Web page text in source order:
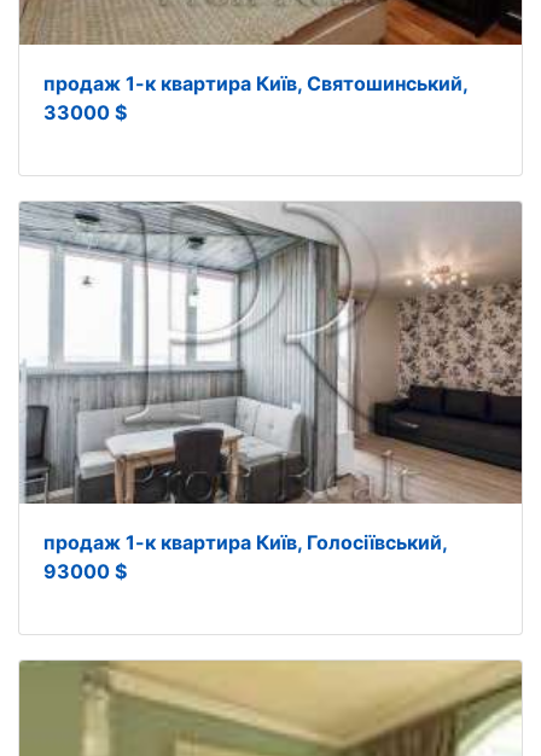
продаж 1-к квартира Київ, Святошинський,
33000 $
продаж 1-к квартира Київ, Голосіївський,
93000 $